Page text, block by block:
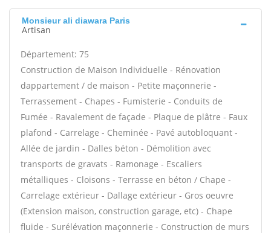
Monsieur ali diawara Paris
Artisan
Département: 75
Construction de Maison Individuelle - Rénovation
dappartement / de maison - Petite maçonnerie -
Terrassement - Chapes - Fumisterie - Conduits de
Fumée - Ravalement de façade - Plaque de plâtre - Faux
plafond - Carrelage - Cheminée - Pavé autobloquant -
Allée de jardin - Dalles béton - Démolition avec
transports de gravats - Ramonage - Escaliers
métalliques - Cloisons - Terrasse en béton / Chape -
Carrelage extérieur - Dallage extérieur - Gros oeuvre
(Extension maison, construction garage, etc) - Chape
fluide - Surélévation maçonnerie - Construction de murs